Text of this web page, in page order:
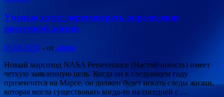
Ученые хотят пересмотреть определение
внеземной жизни
05.08.2020 - от admin
Новый марсоход NASA Perseverance (Настойчивость) имеет
четкую заявленную цель. Когда он в следующем году
приземлится на Марсе, он должен будет искать следы жизни,
которая могла существовать когда-то на соседней с …